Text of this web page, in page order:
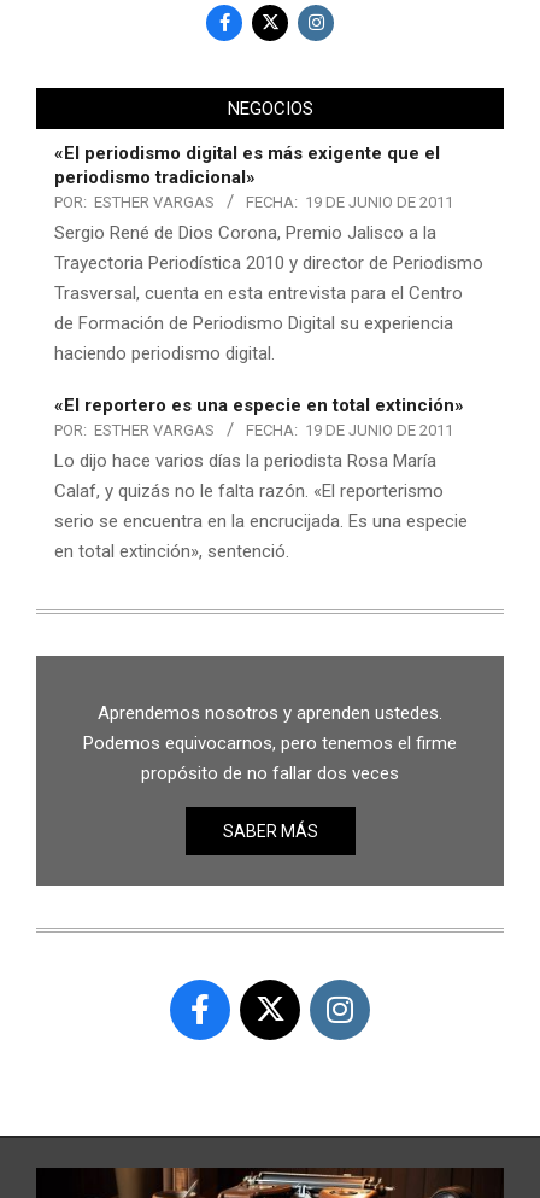
NEGOCIOS
«El periodismo digital es más exigente que el
periodismo tradicional»
POR: ESTHER VARGAS FECHA: 19 DE JUNIO DE 2011
Sergio René de Dios Corona, Premio Jalisco a la
Trayectoria Periodística 2010 y director de Periodismo
Trasversal, cuenta en esta entrevista para el Centro
de Formación de Periodismo Digital su experiencia
haciendo periodismo digital.
«El reportero es una especie en total extinción»
POR: ESTHER VARGAS FECHA: 19 DE JUNIO DE 2011
Lo dijo hace varios días la periodista Rosa María
Calaf, y quizás no le falta razón. «El reporterismo
serio se encuentra en la encrucijada. Es una especie
en total extinción», sentenció.
Aprendemos nosotros y aprenden ustedes.
Podemos equivocarnos, pero tenemos el firme
propósito de no fallar dos veces
SABER MÁS